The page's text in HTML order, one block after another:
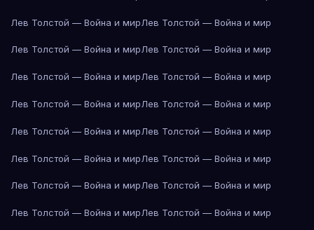
Лев Толстой — Война и мирЛев Толстой — Война и мир
Лев Толстой — Война и мирЛев Толстой — Война и мир
Лев Толстой — Война и мирЛев Толстой — Война и мир
Лев Толстой — Война и мирЛев Толстой — Война и мир
Лев Толстой — Война и мирЛев Толстой — Война и мир
Лев Толстой — Война и мирЛев Толстой — Война и мир
Лев Толстой — Война и мирЛев Толстой — Война и мир
Лев Толстой — Война и мирЛев Толстой — Война и мир